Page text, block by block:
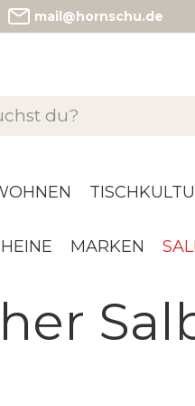
mail@hornschu.de
MARKEN